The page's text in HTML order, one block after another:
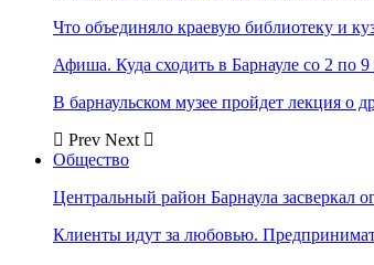
Что объединяло краевую библиотеку и
Афиша. Куда сходить в Барнауле со 2 по 9
В барнаульском музее пройдет лекция о
Prev Next
Общество
Центральный район Барнаула засверкал
Клиенты идут за любовью.